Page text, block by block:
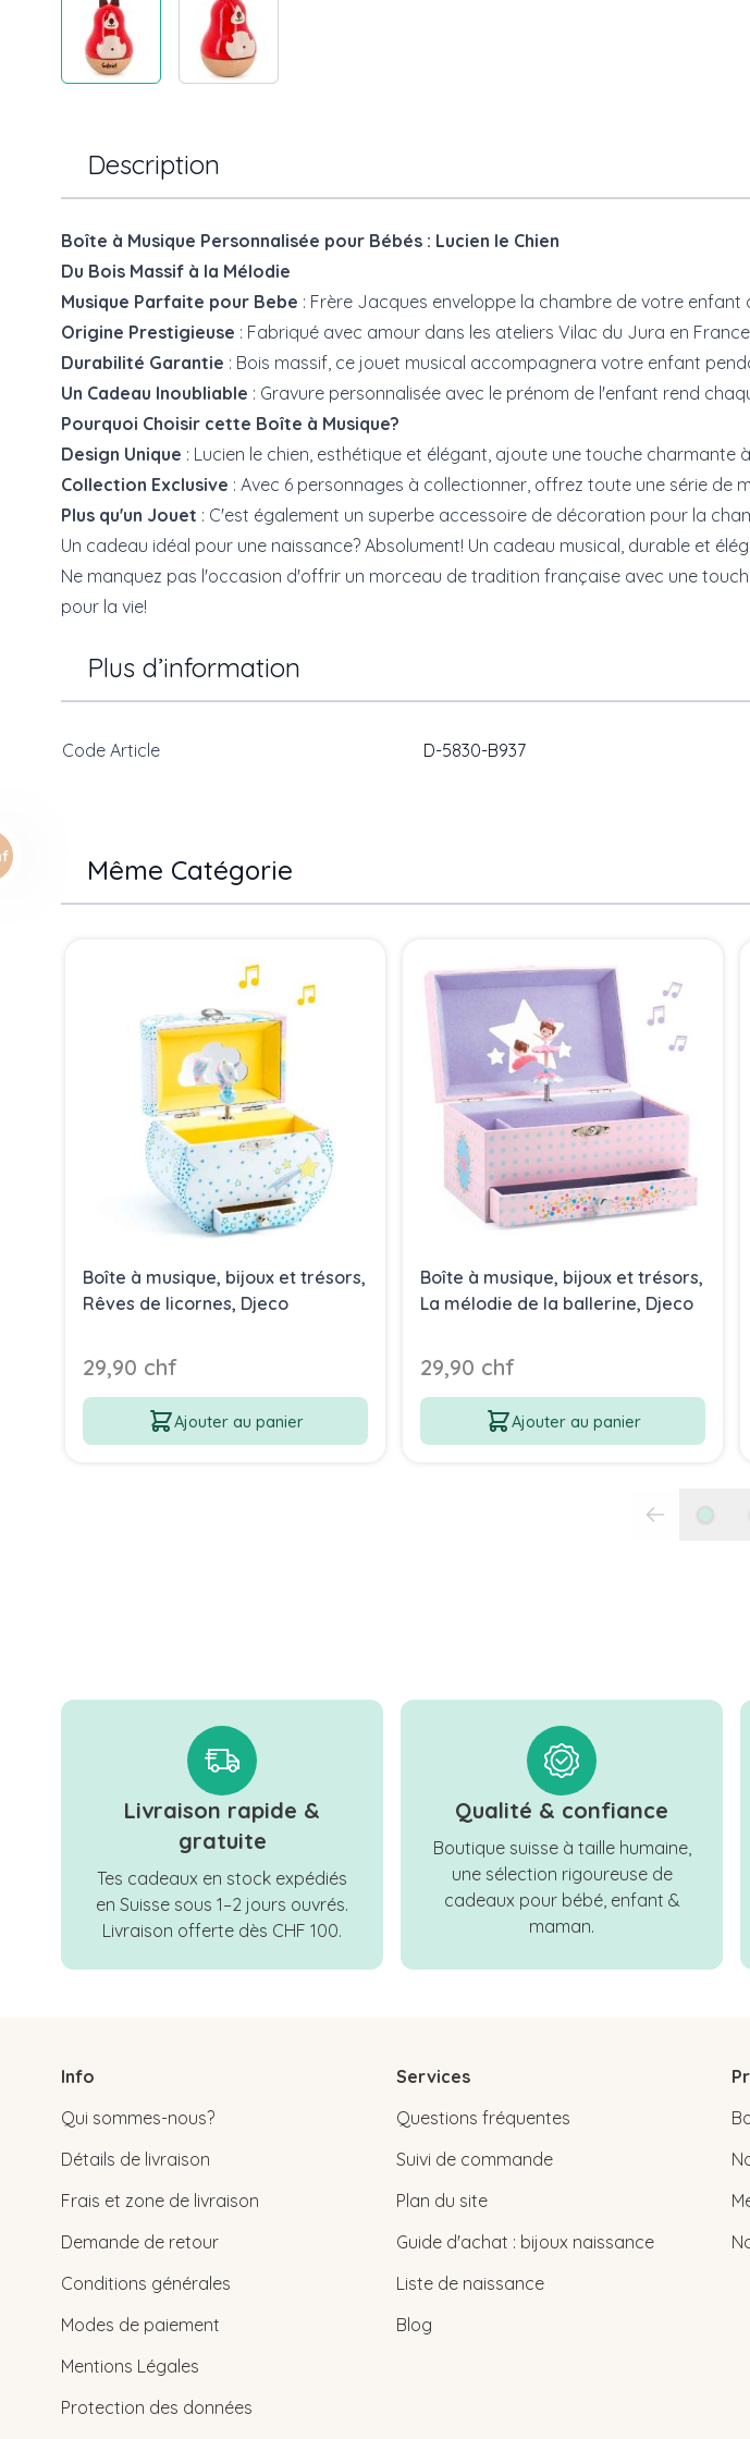
Description
Boîte à Musique Personnalisée pour Bébés : Lucien le Chien
Du Bois Massif à la Mélodie
Musique Parfaite pour Bebe : Frère Jacques enveloppe la chambre de votre enfant
Origine Prestigieuse : Fabriqué avec amour dans les ateliers Vilac du Jura en
Durabilité Garantie : Bois massif, ce jouet musical accompagnera votre enfant
Un Cadeau Inoubliable : Gravure personnalisée avec le prénom de l'enfant rend
Pourquoi Choisir cette Boîte à Musique?
Design Unique : Lucien le chien, esthétique et élégant, ajoute une touche charmante
Collection Exclusive : Avec 6 personnages à collectionner, offrez toute une série de
Plus qu'un Jouet : C'est également un superbe accessoire de décoration pour la
Un cadeau idéal pour une naissance? Absolument! Un cadeau musical, durable et
Ne manquez pas l'occasion d'offrir un morceau de tradition française avec une
pour la vie!
Plus d’information
Code Article D-5830-B937
Même Catégorie
Boîte à musique, bijoux et trésors,
Rêves de licornes, Djeco
29,90 chf
Ajouter au panier
Boîte à musique, bijoux et trésors,
La mélodie de la ballerine, Djeco
29,90 chf
Ajouter au panier
Livraison rapide &
gratuite
Tes cadeaux en stock expédiés
en Suisse sous 1–2 jours ouvrés.
Livraison offerte dès CHF 100.
Qualité & confiance
Boutique suisse à taille humaine,
une sélection rigoureuse de
cadeaux pour bébé, enfant &
maman.
Info
Qui sommes-nous?
Détails de livraison
Frais et zone de livraison
Demande de retour
Conditions générales
Modes de paiement
Mentions Légales
Protection des données
Services
Questions fréquentes
Suivi de commande
Plan du site
Guide d'achat : bijoux naissance
Liste de naissance
Blog